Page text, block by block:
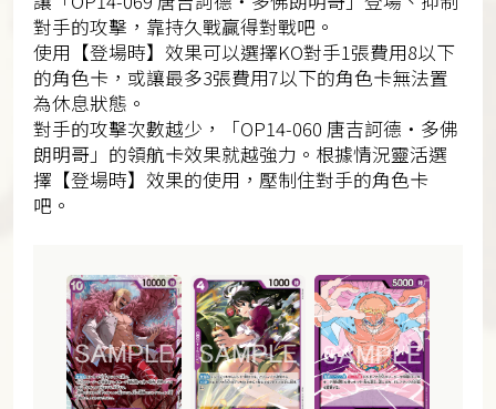
對手的攻擊，靠持久戰贏得對戰吧。
使用【登場時】效果可以選擇KO對手1張費用8以下
的角色卡，或讓最多3張費用7以下的角色卡無法置
為休息狀態。
對手的攻擊次數越少，「OP14-060 唐吉訶德・多佛
朗明哥」的領航卡效果就越強力。根據情況靈活選
擇【登場時】效果的使用，壓制住對手的角色卡
吧。